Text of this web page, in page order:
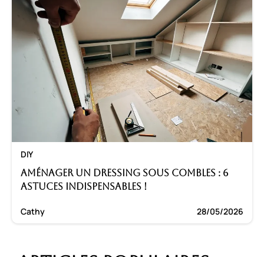
DIY
Aménager un dressing sous combles : 6
astuces indispensables !
Cathy 28/05/2026